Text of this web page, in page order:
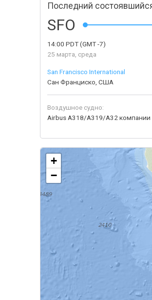
Последний
SFO
14:00 PDT(GMT -7)
25 марта, среда
San Francisco International
Сан Франциско, США
Воздушное судно:
Airbus A318/A319/A32 компании
+
−